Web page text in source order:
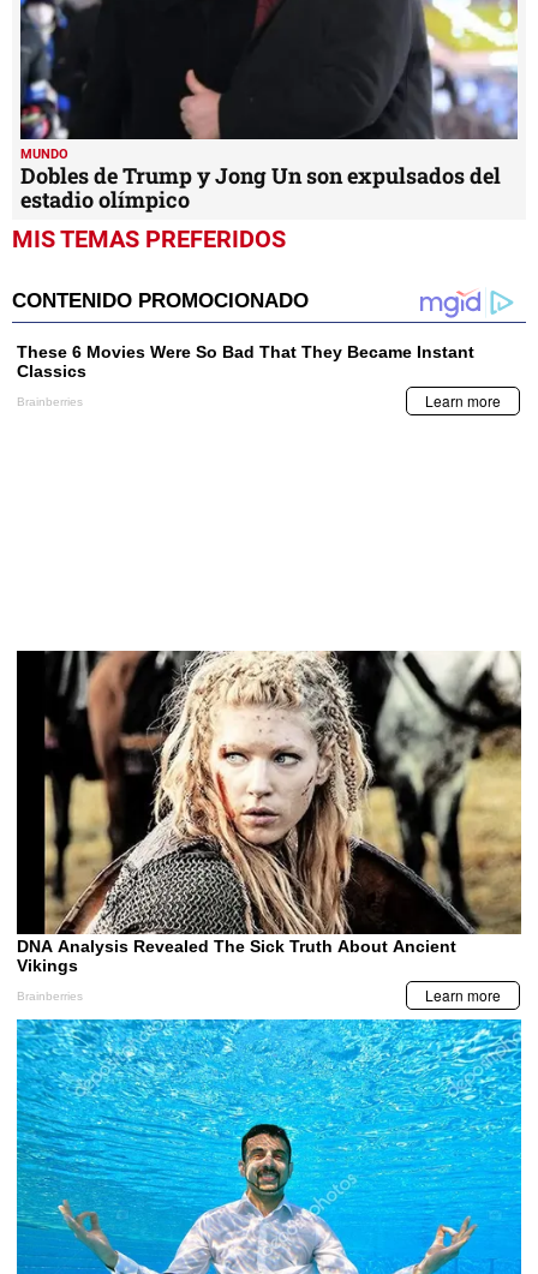
MUNDO
Dobles de Trump y Jong Un son expulsados del
estadio olímpico
MIS TEMAS PREFERIDOS